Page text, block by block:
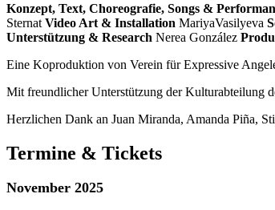
Konzept, Text, Choreografie, Songs &
Sternat Video Art & Installation MariyaVasilyeva
Unterstützung & Research Nerea González
Eine Koproduktion von Verein für Expressive
Mit freundlicher Unterstützung der Kulturabteilung
Herzlichen Dank an Juan Miranda, Amanda Piña,
Termine & Tickets
November 2025